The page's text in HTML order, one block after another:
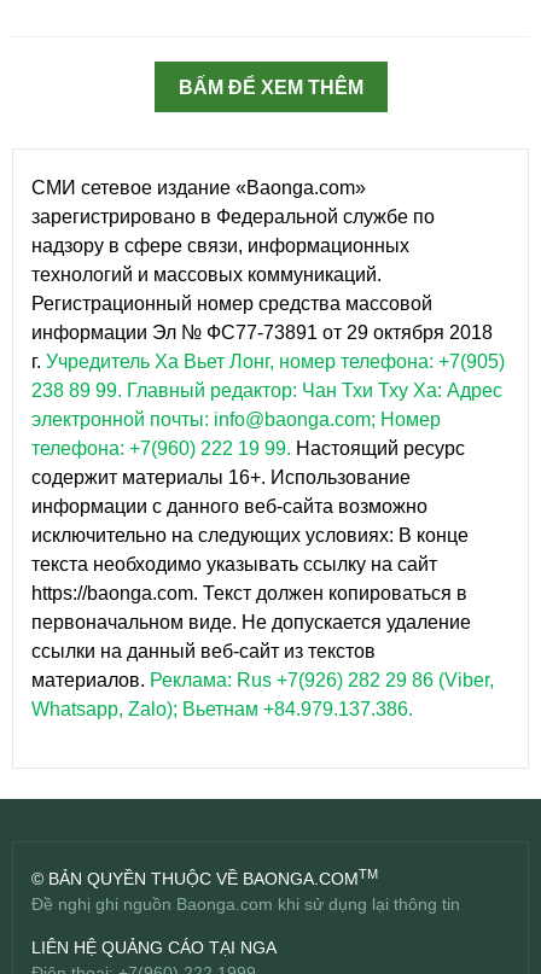
BẤM ĐỂ XEM THÊM
СМИ сетевое издание «Baonga.com»
зарегистрировано в Федеральной службе по
надзору в сфере связи, информационных
технологий и массовых коммуникаций.
Регистрационный номер средства массовой
информации Эл № ФС77-73891 от 29 октября 2018
г. Учредитель Ха Вьет Лонг, номер телефона: +7(905)
238 89 99. Главный редактор: Чан Тхи Тху Ха: Адрес
электронной почты: info@baonga.com; Номер
телефона: +7(960) 222 19 99. Настоящий ресурс
содержит материалы 16+. Использование
информации с данного веб-сайта возможно
исключительно на следующих условиях: В конце
текста необходимо указывать ссылку на сайт
https://baonga.com. Текст должен копироваться в
первоначальном виде. Не допускается удаление
ссылки на данный веб-сайт из текстов
материалов. Реклама: Rus +7(926) 282 29 86 (Viber,
Whatsapp, Zalo); Вьетнам +84.979.137.386.
© BẢN QUYỀN THUỘC VỀ BAONGA.COMTM
Đề nghị ghi nguồn Baonga.com khi sử dụng lại thông tin
LIÊN HỆ QUẢNG CÁO TẠI NGA